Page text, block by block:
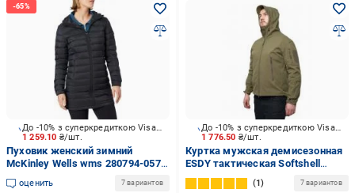
1 259.10 ₴/шт.
До -10% з суперкредиткою Visa Вигода
Пуховик женский зимний
McKinley Wells wms 280794-057
р.XS черный
оценить 7 вариантов
1 776.50 ₴/шт.
До -10% з суперкредиткою Visa Вигода
Куртка мужская демисезонная
ESDY тактическая Softshell
Shark Skin JA-01 р.S оливковая
1 7 вариантов